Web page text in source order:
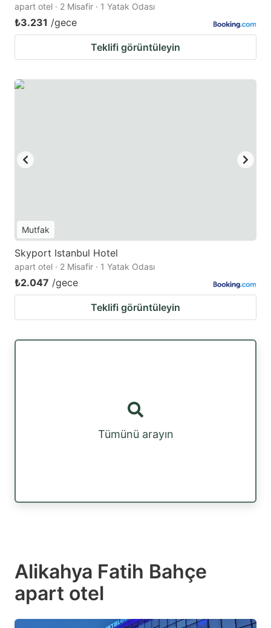
apart otel · 2 Misafir · 1 Yatak Odası
₺3.231 /gece
Teklifi görüntüleyin
Mutfak
Skyport Istanbul Hotel
apart otel · 2 Misafir · 1 Yatak Odası
₺2.047 /gece
Teklifi görüntüleyin
Tümünü arayın
Alikahya Fatih Bahçe
apart otel